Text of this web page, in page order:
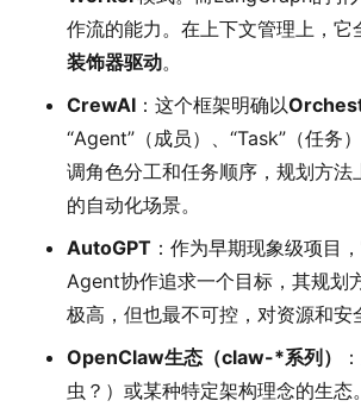
作流的能力。在上下文管理上，它
装饰器驱动。
CrewAI ：这个框架明确以
“Agent”（成员）、“Task”（任务
调角色分工和任务顺序，规划方法
的自动化场景。
AutoGPT ：作为早期现象级项目
Agent协作追求一个目标，其规划
极高，但也最不可控，对资源和安
OpenClaw生态（claw-*系列）
虫？）或某种特定架构理念的生